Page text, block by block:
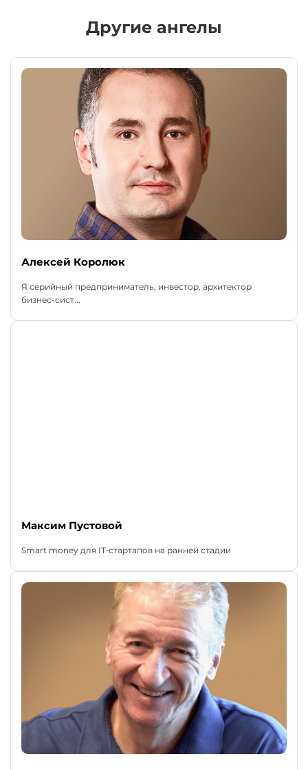
Другие ангелы
Алексей Королюк
Я серийный предприниматель, инвестор, архитектор
бизнес-сист...
Максим Пустовой
Smart money для IT‑стартапов на ранней стадии